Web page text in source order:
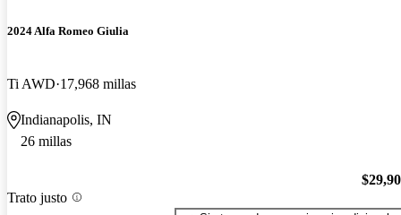
2024 Alfa Romeo Giulia
Ti AWD 17,968 millas
Indianapolis, IN
26 millas
Trato justo